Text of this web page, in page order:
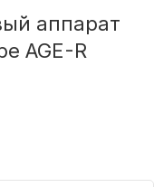
аппарат
AGE-R